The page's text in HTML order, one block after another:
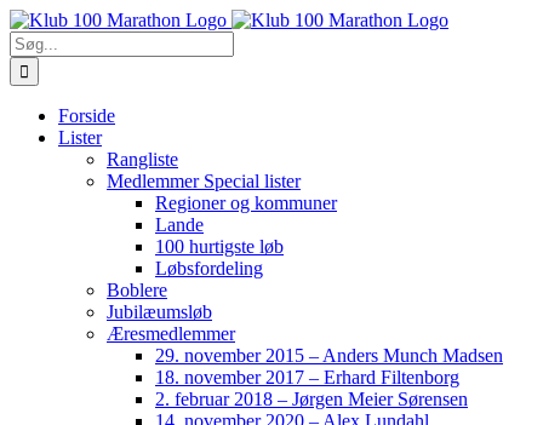
Skip
to
content
Søg
efter:
Forside
Lister
Rangliste
Medlemmer Special lister
Regioner og kommuner
Lande
100 hurtigste løb
Løbsfordeling
Boblere
Jubilæumsløb
Æresmedlemmer
29. november 2015 – Anders Munch Madsen
18. november 2017 – Erhard Filtenborg
2. februar 2018 – Jørgen Meier Sørensen
14. november 2020 – Alex Lundahl